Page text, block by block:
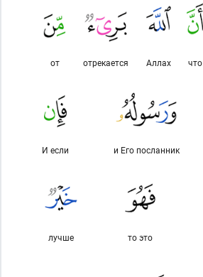
что
Аллах
отрекается
от
и Его посланник
И если
то это
лучше